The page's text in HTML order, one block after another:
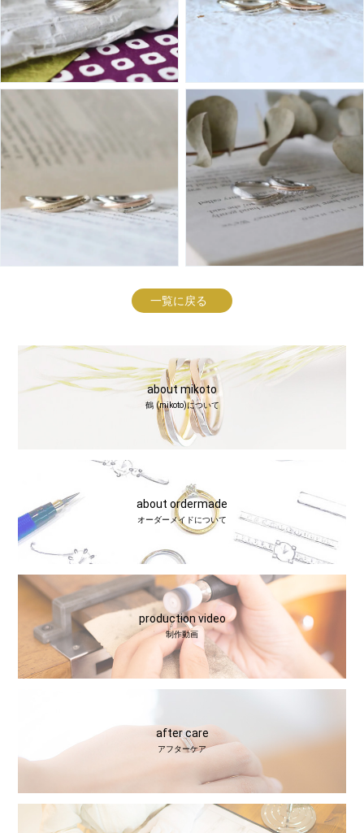
一覧に戻る
about mikoto
鶴 (mikoto)について
about ordermade
オーダーメイドについて
production video
制作動画
after care
アフターケア